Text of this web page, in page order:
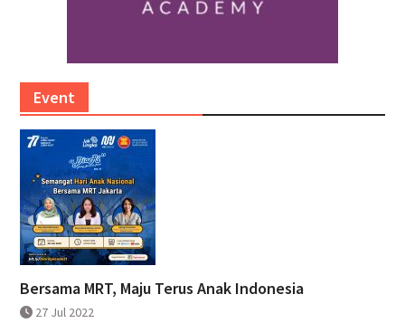
Event
Bersama MRT, Maju Terus Anak Indonesia
27 Jul 2022